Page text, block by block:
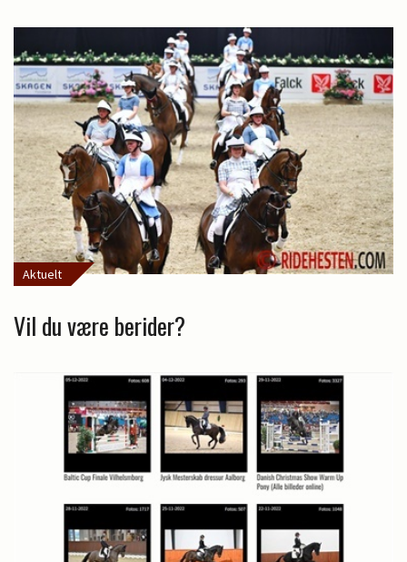
Aktuelt
Vil du være berider?